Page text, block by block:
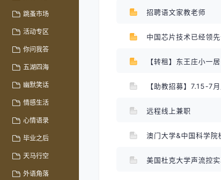
跳蚤市场
活动专区
你问我答
五湖四海
幽默笑话
情感生活
心情语录
毕业之后
天马行空
外语角落
招聘语文家教老师
中国芯片技术已经领
【转租】东王庄小一
【助教招募】7.15-7
远程线上兼职
美国杜克大学声流控